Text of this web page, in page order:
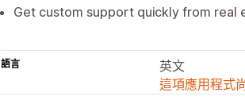
Get custom support quickly from real
語言
英文
這項應用程式